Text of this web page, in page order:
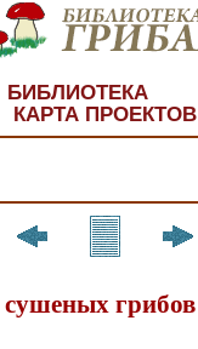
БИБЛИОТЕКА
КАРТА ПРОЕКТОВ
грибов